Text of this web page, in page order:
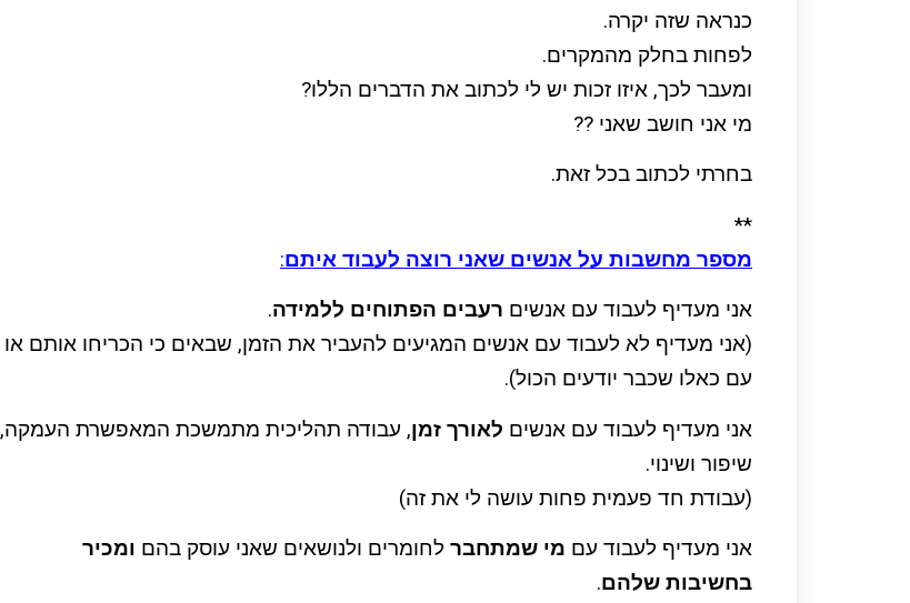
כנראה שזה יקרה.
לפחות בחלק מהמקרים.
ומעבר לכך, איזו זכות יש לי לכתוב את הדברים הללו?
מי אני חושב שאני ??
בחרתי לכתוב בכל זאת.
**
מספר מחשבות על אנשים שאני רוצה לעבוד איתם:
אני מעדיף לעבוד עם אנשים רעבים הפתוחים ללמידה.
(אני מעדיף לא לעבוד עם אנשים המגיעים להעביר את הזמן, שבאים כי הכריחו אותם או
עם כאלו שכבר יודעים הכול).
אני מעדיף לעבוד עם אנשים לאורך זמן, עבודה תהליכית מתמשכת המאפשרת העמקה,
שיפור ושינוי.
(עבודת חד פעמית פחות עושה לי את זה)
אני מעדיף לעבוד עם מי שמתחבר לחומרים ולנושאים שאני עוסק בהם ומכיר
בחשיבות שלהם.